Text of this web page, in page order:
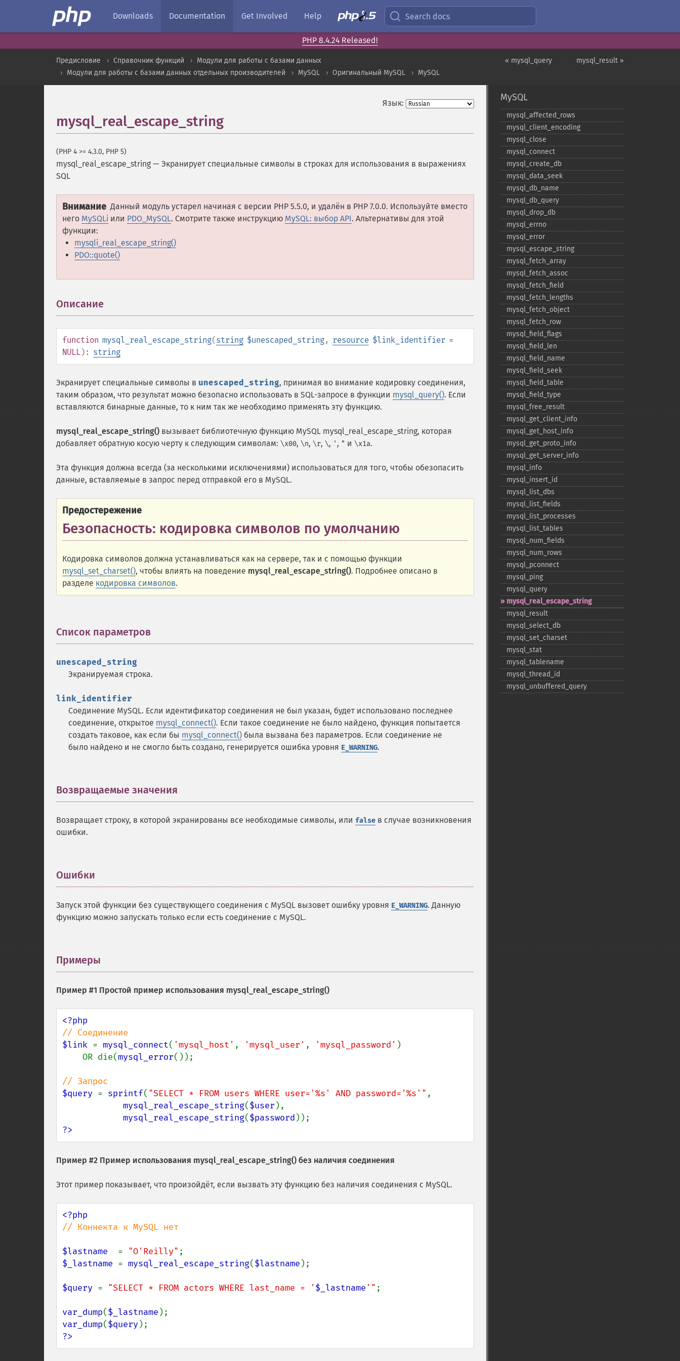
Downloads Documentation Get Involved Help Search docs
PHP 8.4.24 Released!
mysql_result »
« mysql_query
Предисловие Справочник функций
Модули для работы с базами данных
Модули для работы с базами данных отдельных производителей
MySQL Оригинальный MySQL MySQL
Язык:
mysql_real_escape_string
(PHP 4 >= 4.3.0, PHP 5)
mysql_real_escape_string — Экранирует специальные символы в строках для использования в выражениях
SQL
Внимание Данный модуль устарел начиная с версии PHP 5.5.0, и удалён в PHP 7.0.0. Используйте вместо
него MySQLi или PDO_MySQL. Смотрите также инструкцию MySQL: выбор API. Альтернативы для этой
функции:
mysqli_real_escape_string()
PDO::quote()
Описание
function mysql_real_escape_string(string $unescaped_string, resource $link_identifier =
NULL): string
Экранирует специальные символы в unescaped_string, принимая во внимание кодировку соединения,
таким образом, что результат можно безопасно использовать в SQL-запросе в функции mysql_query(). Если
вставляются бинарные данные, то к ним так же необходимо применять эту функцию.
mysql_real_escape_string() вызывает библиотечную функцию MySQL mysql_real_escape_string, которая
добавляет обратную косую черту к следующим символам: \x00, \n, \r, \, ' , " и \x1a.
Эта функция должна всегда (за несколькими исключениями) использоваться для того, чтобы обезопасить
данные, вставляемые в запрос перед отправкой его в MySQL.
Предостережение
Безопасность: кодировка символов по умолчанию
Кодировка символов должна устанавливаться как на сервере, так и с помощью функции
mysql_set_charset(), чтобы влиять на поведение mysql_real_escape_string(). Подробнее описано в
разделе кодировка символов.
Список параметров
unescaped_string
Экранируемая строка.
link_identifier
Соединение MySQL. Если идентификатор соединения не был указан, будет использовано последнее
соединение, открытое mysql_connect(). Если такое соединение не было найдено, функция попытается
создать таковое, как если бы mysql_connect() была вызвана без параметров. Если соединение не
было найдено и не смогло быть создано, генерируется ошибка уровня E_WARNING.
Возвращаемые значения
Возвращает строку, в которой экранированы все необходимые символы, или false в случае возникновения
ошибки.
Ошибки
Запуск этой функции без существующего соединения с MySQL вызовет ошибку уровня E_WARNING. Данную
функцию можно запускать только если есть соединение с MySQL.
Примеры
Пример #1 Простой пример использования mysql_real_escape_string()
$link = mysql_connect( 'mysql_host' , 'mysql_user' , 'mysql_password' )
    OR die(
mysql_error());
$query = sprintf( "SELECT * FROM users WHERE user='%s' AND password='%s'" ,
mysql_real_escape_string($user ),
mysql_real_escape_string($password
?>
Пример #2 Пример использования mysql_real_escape_string() без наличия соединения
Этот пример показывает, что произойдёт, если вызвать эту функцию без наличия соединения с MySQL.
// Коннекта к MySQL нет
$lastname = "O'Reilly"
$_lastname = mysql_real_escape_string($lastname );
$query = "SELECT * FROM actors WHERE last_name = ' $_lastname '" ;
var_dump($_lastname
var_dump($query
?>
MySQL
mysql_​affected_​rows
mysql_​client_​encoding
mysql_​close
mysql_​connect
mysql_​create_​db
mysql_​data_​seek
mysql_​db_​name
mysql_​db_​query
mysql_​drop_​db
mysql_​errno
mysql_​error
mysql_​escape_​string
mysql_​fetch_​array
mysql_​fetch_​assoc
mysql_​fetch_​field
mysql_​fetch_​lengths
mysql_​fetch_​object
mysql_​fetch_​row
mysql_​field_​flags
mysql_​field_​len
mysql_​field_​name
mysql_​field_​seek
mysql_​field_​table
mysql_​field_​type
mysql_​free_​result
mysql_​get_​client_​info
mysql_​get_​host_​info
mysql_​get_​proto_​info
mysql_​get_​server_​info
mysql_​info
mysql_​insert_​id
mysql_​list_​dbs
mysql_​list_​fields
mysql_​list_​processes
mysql_​list_​tables
mysql_​num_​fields
mysql_​num_​rows
mysql_​pconnect
mysql_​ping
mysql_​query
mysql_​real_​escape_​string
mysql_​result
mysql_​select_​db
mysql_​set_​charset
mysql_​stat
mysql_​tablename
mysql_​thread_​id
mysql_​unbuffered_​query